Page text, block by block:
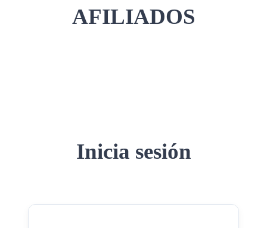
AFILIADOS
Inicia sesión